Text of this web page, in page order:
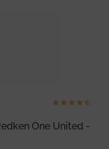
One United -